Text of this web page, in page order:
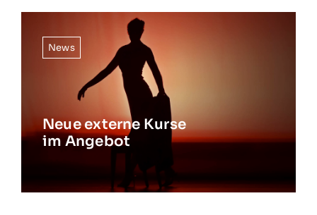
News
Neue externe Kurse
im Angebot